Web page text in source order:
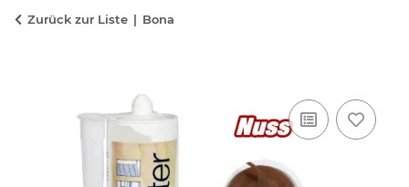
Zurück zur Liste Bona